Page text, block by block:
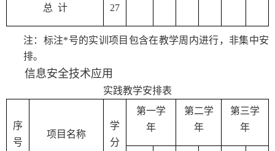
总 计 27
注：标注*号的实训项目包含在教学周内进行，非集中安
排。
信息安全技术应用
实践教学安排表
序
号
项目名称
学
分
第一学
年
第二学
年
第三学
年